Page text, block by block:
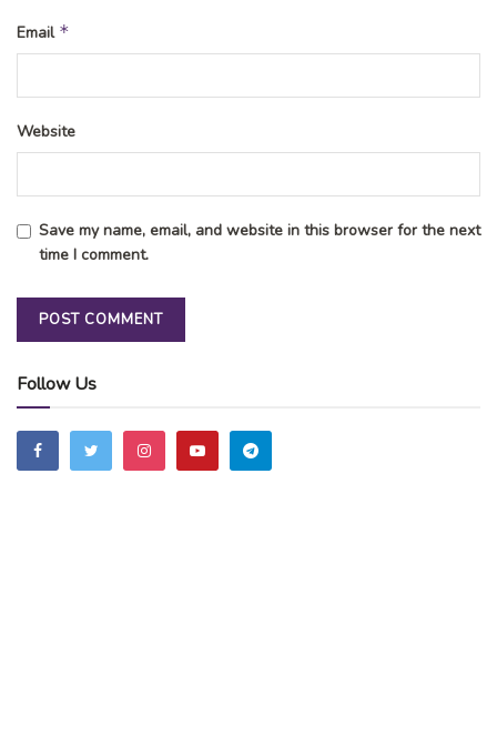
Email *
Website
Save my name, email, and website in this browser for the next
time I comment.
Follow Us